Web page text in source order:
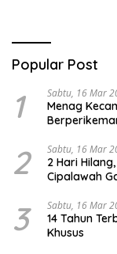
Popular Post
1 Sabtu, 16 Mar
Menag
2 Sabtu, 16 Mar
2 Hari
Cipalawah
3 Sabtu, 16 Mar
14 Tahun
Khusus